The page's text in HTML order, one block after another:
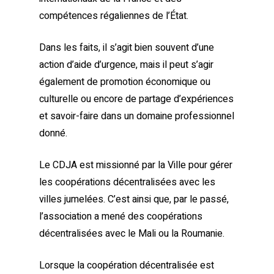
compétences régaliennes de l’État.
Dans les faits, il s’agit bien souvent d’une
action d’aide d’urgence, mais il peut s’agir
également de promotion économique ou
culturelle ou encore de partage d’expériences
et savoir-faire dans un domaine professionnel
donné.
Le CDJA est missionné par la Ville pour gérer
les coopérations décentralisées avec les
villes jumelées. C’est ainsi que, par le passé,
l’association a mené des coopérations
décentralisées avec le Mali ou la Roumanie.
Lorsque la coopération décentralisée est